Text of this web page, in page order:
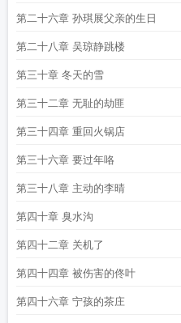
第二十六章 孙琪展父亲的生日
第二十八章 吴琼静跳楼
第三十章 冬天的雪
第三十二章 无耻的劫匪
第三十四章 重回火锅店
第三十六章 要过年咯
第三十八章 主动的李晴
第四十章 臭水沟
第四十二章 关机了
第四十四章 被伤害的佟叶
第四十六章 宁孩的茶庄